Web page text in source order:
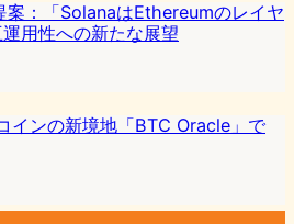
案：「SolanaはEthereumのレイヤ
用性への新たな展望
インの新境地「BTC Oracle」で